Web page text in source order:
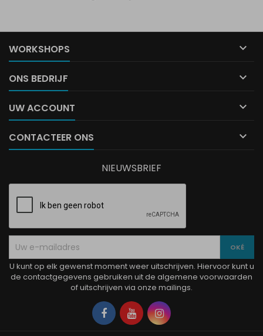
WORKSHOPS 
ONS BEDRIJF 
UW ACCOUNT 
CONTACTEER ONS 
NIEUWSBRIEF
U kunt op elk gewenst moment weer uitschrijven. Hiervoor kunt u
de contactgegevens gebruiken uit de algemene voorwaarden
of uitschrijven via onze mailings.
Facebook
YouTubeInstagram